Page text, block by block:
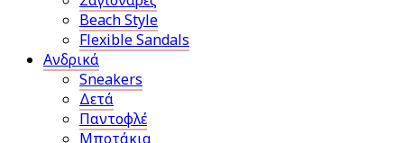
Beach Style
Flexible Sandals
Ανδρικά
Sneakers
Δετά
Παντοφλέ
Μποτάκια